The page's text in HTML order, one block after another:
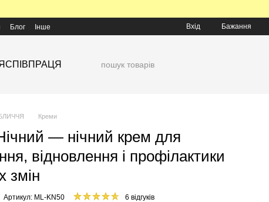
Блог Інше Вхід Бажання
СПІВПРАЦЯ
Креми
— нічний крем для
відновлення і профілактики
змін
Артикул: ML-KN50 6 відгуків